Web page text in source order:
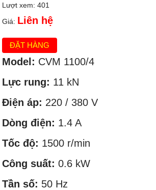
Lượt xem: 401
Giá: Liên hệ
ĐẶT HÀNG
Model: CVM 1100/4
Lực rung: 11 kN
Điện áp: 220 / 380 V
Dòng điện: 1.4 A
Tốc độ: 1500 r/min
Công suất: 0.6 kW
Tần số: 50 Hz